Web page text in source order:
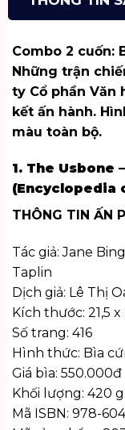
Combo 2 cuốn:
Những trận
ty Cổ phần Văn
kết ấn hành.
màu toàn bộ.
1. The Usbone
(Encyclopedia
THÔNG TIN ẤN
Tác giả: Jane
Taplin
Dịch giả: Lê Thị
Kích thước: 21,5 x
Số trang: 416
Hình thức: Bìa
Giá bìa: 550.000đ
Khối lượng: 420
Mã ISBN: 978-